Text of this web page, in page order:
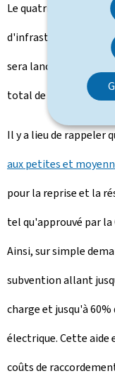
Le quatrième appel à
d'infrastructure et
sera lancé du 1er
total de l'aide s'élève
Il y a lieu de rappeler
aux petites et
pour la reprise et la
tel qu'approuvé par la
Ainsi, sur simple
subvention allant
charge et jusqu'à
électrique. Cette aide
coûts de